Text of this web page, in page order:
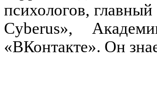
психологов,
Cyberus»,
«ВКонтакте». Он